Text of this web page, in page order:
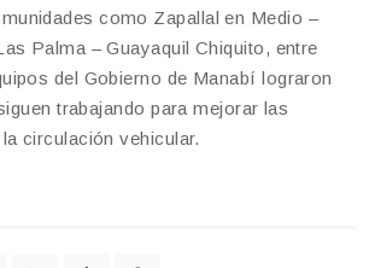
como Zapallal en Medio –
Palma – Guayaquil Chiquito, entre
del Gobierno de Manabí lograron
trabajando para mejorar las
circulación vehicular.